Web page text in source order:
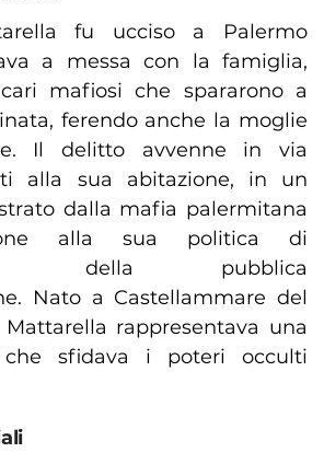
fu ucciso a Palermo
a messa con la famiglia,
mafiosi che spararono a
ferendo anche la moglie
Il delitto avvenne in via
alla sua abitazione, in un
dalla mafia palermitana
alla sua politica di
della pubblica
Nato a Castellammare del
Mattarella rappresentava una
sfidava i poteri occulti